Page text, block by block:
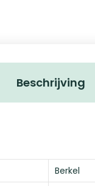
Beschrijving
Berkel